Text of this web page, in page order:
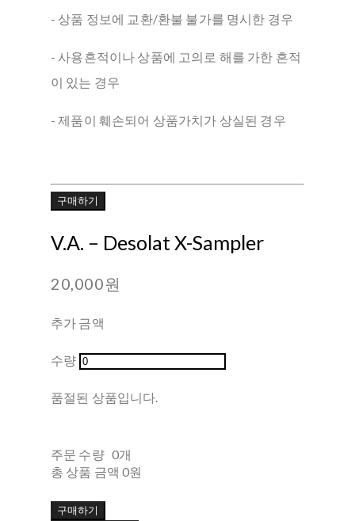
- 상품 정보에 교환/환불 불가를 명시한 경우
- 사용흔적이나 상품에 고의로 해를 가한 흔적
이 있는 경우
- 제품이 훼손되어 상품가치가 상실된 경우
구매하기
V.A. ‎– Desolat X-Sampler
20,000원
추가 금액
수량
품절된 상품입니다.
주문 수량 0개
총 상품 금액 0원
구매하기